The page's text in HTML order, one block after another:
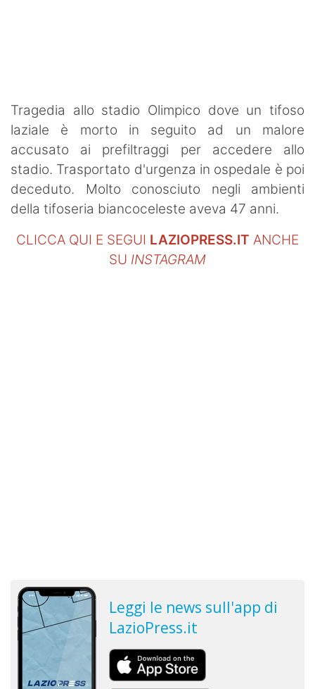
Tragedia allo stadio Olimpico dove un tifoso
laziale è morto in seguito ad un malore
accusato ai prefiltraggi per accedere allo
stadio. Trasportato d'urgenza in ospedale è poi
deceduto. Molto conosciuto negli ambienti
della tifoseria biancoceleste aveva 47 anni.
CLICCA QUI E SEGUI LAZIOPRESS.IT ANCHE
SU INSTAGRAM